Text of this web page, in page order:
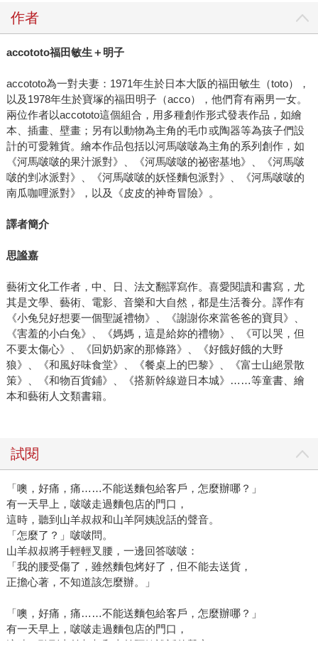
作者
accototo福田敏生＋明子
accototo為一對夫妻：1971年生於日本大阪的福田敏生（toto），
以及1978年生於寶塚的福田明子（acco），他們育有兩男一女。
兩位作者以accototo這個組合，用多種創作形式發表作品，如繪
本、插畫、壁畫；另有以動物為主角的毛巾或陶器等為孩子們設
計的可愛雜貨。繪本作品包括以河馬啵啵為主角的系列創作，如
《河馬啵啵的果汁派對》、《河馬啵啵的祕密基地》、《河馬啵
啵的剉冰派對》、《河馬啵啵的妖怪麵包派對》、《河馬啵啵的
南瓜咖哩派對》，以及《皮皮的神奇冒險》。
譯者簡介
思謐嘉
藝術文化工作者，中、日、法文翻譯寫作。喜愛閱讀和書寫，尤
其是文學、藝術、電影、音樂和大自然，都是生活養分。譯作有
《小兔兒好想要一個聖誕禮物》、《謝謝你來當爸爸的寶貝》、
《害羞的小白兔》、《媽媽，這是給妳的禮物》、《可以哭，但
不要太傷心》、《回奶奶家的那條路》、《好餓好餓的大野
狼》、《和風好味食堂》、《餐桌上的巴黎》、《富士山絕景散
策》、《和物百貨鋪》、《搭新幹線遊日本城》……等童書、繪
本和藝術人文類書籍。
試閱
「噢，好痛，痛……不能送麵包給客戶，怎麼辦哪？」
有一天早上，啵啵走過麵包店的門口，
這時，聽到山羊叔叔和山羊阿姨說話的聲音。
「怎麼了？」啵啵問。
山羊叔叔將手輕輕叉腰，一邊回答啵啵：
「我的腰受傷了，雖然麵包烤好了，但不能去送貨，
正擔心著，不知道該怎麼辦。」
「噢，好痛，痛……不能送麵包給客戶，怎麼辦哪？」
有一天早上，啵啵走過麵包店的門口，
這時，聽到山羊叔叔和山羊阿姨說話的聲音。